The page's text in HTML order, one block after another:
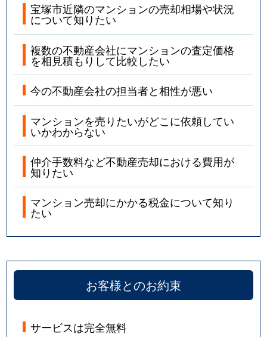
山手台東
3,800万円 山本(兵庫)
徒歩8
山本台
3,700万円 中山観音
徒歩13
山本台
3,800万円 中山観音
山本中
2,700万円 山本(兵庫)
山本中
3,300万円 山本(兵庫)
徒歩9
山本西
山本西
2,500万円 中山寺
徒歩9
山本西
2,300万円 山本(兵庫)
徒歩14
山本西
2,200万円 山本(兵庫)
徒歩14
750万円 山本(兵庫)
徒歩9
山本南
1,000万円
宝塚市近隣のマンションの売却相場や状況
について知りたい
複数の不動産会社にマンションの査定価格
を相見積もりして比較したい
今の不動産会社の担当者と相性が悪い
マンションを売りたいがどこに依頼してい
いかわからない
仲介手数料など不動産売却における費用が
知りたい
マンション売却にかかる税金について知り
たい
お客様とのお約束
サービスは完全無料